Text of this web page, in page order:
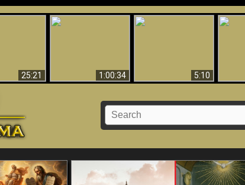
25:21
1:00:34
5:10